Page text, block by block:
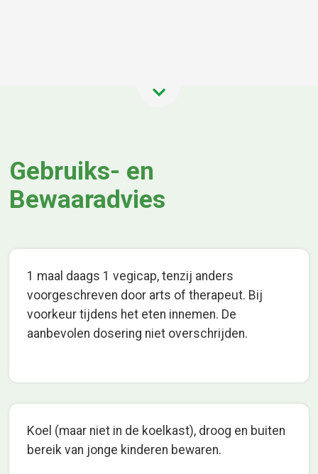
Gebruiks- en
Bewaaradvies
1 maal daags 1 vegicap, tenzij anders
voorgeschreven door arts of therapeut. Bij
voorkeur tijdens het eten innemen. De
aanbevolen dosering niet overschrijden.
Koel (maar niet in de koelkast), droog en buiten
bereik van jonge kinderen bewaren.